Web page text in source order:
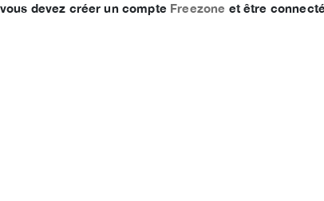
devez créer un compte Freezone et être